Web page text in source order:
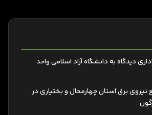
دیدگاه به دانشگاه آزاد اسلامی واحد
برق استان چهارمحال و بختیاری در